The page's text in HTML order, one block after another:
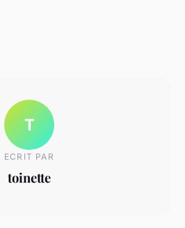
T
ECRIT PAR
toinette